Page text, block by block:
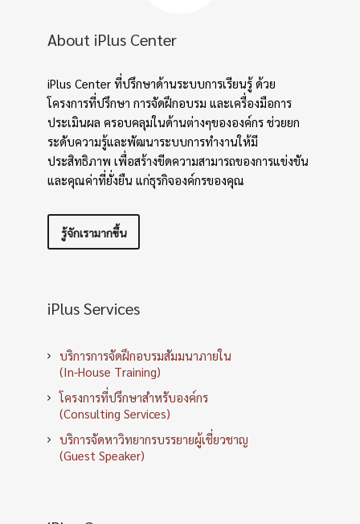
About iPlus Center
iPlus Center ที่ปรึกษาด้านระบบการเรียนรู้ ด้วย
โครงการที่ปรึกษา การจัดฝึกอบรม และเครื่องมือการ
ประเมินผล ครอบคลุมในด้านต่างๆขององค์กร ช่วยยก
ระดับความรู้และพัฒนาระบบการทำงานให้มี
ประสิทธิภาพ เพื่อสร้างขีดความสามารถของการแข่งขัน
และคุณค่าที่ยั่งยืน แก่ธุรกิจองค์กรของคุณ
รู้จักเรามากขึ้น
iPlus Services
บริการการจัดฝึกอบรมสัมมนาภายใน
(In-House Training)
โครงการที่ปรึกษาสำหรับองค์กร
(Consulting Services)
บริการจัดหาวิทยากรบรรยายผู้เชี่ยวชาญ
(Guest Speaker)